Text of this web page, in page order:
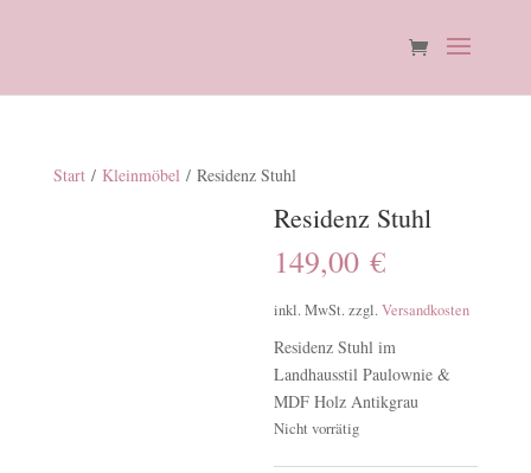
Start/ Kleinmöbel / Residenz Stuhl
Residenz Stuhl
149,00€
inkl. MwSt. zzgl.Versandkosten
Residenz Stuhl im
Landhausstil Paulownie &
MDF Holz Antikgrau
Nicht vorrätig